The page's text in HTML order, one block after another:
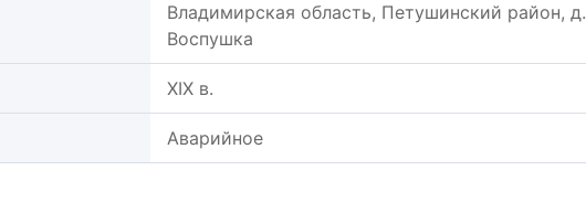
Владимирская область, Петушинский район, д.
Воспушка
XIX в.
Аварийное